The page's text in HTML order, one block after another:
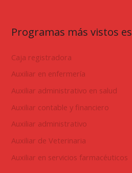
Programas más vistos
Caja registradora
Auxiliar en enfermería
Auxiliar administrativo en salud
Auxiliar contable y financiero
Auxiliar administrativo
Auxiliar de Veterinaria
Auxiliar en servicios farmacéuticos